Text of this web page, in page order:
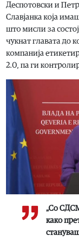
Деспотовски и
Славјанка која
што мисли за
чукнат главата до
компанија
2.0, па ги
„Со
како